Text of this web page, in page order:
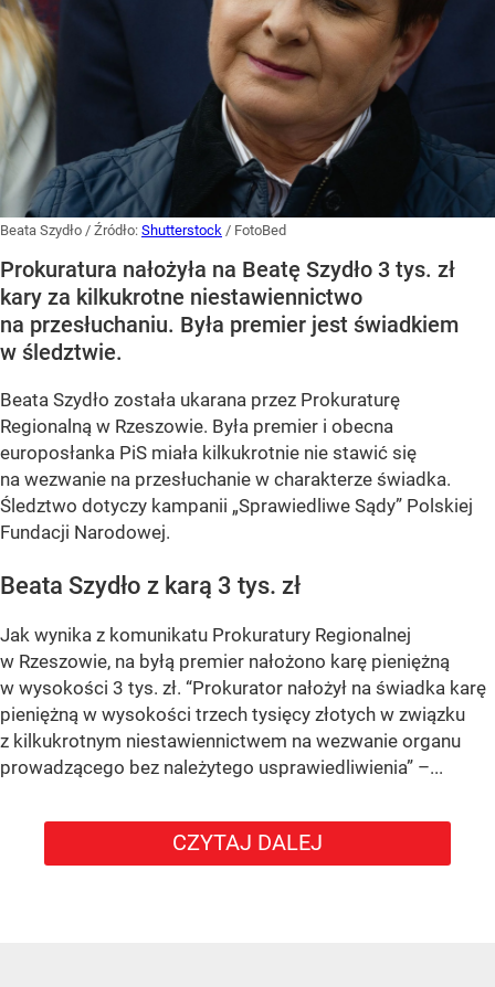
Beata Szydło / Źródło: Shutterstock / FotoBed
Prokuratura nałożyła na Beatę Szydło 3 tys. zł
kary za kilkukrotne niestawiennictwo
na przesłuchaniu. Była premier jest świadkiem
w śledztwie.
Beata Szydło została ukarana przez Prokuraturę
Regionalną w Rzeszowie. Była premier i obecna
europosłanka PiS miała kilkukrotnie nie stawić się
na wezwanie na przesłuchanie w charakterze świadka.
Śledztwo dotyczy kampanii „Sprawiedliwe Sądy” Polskiej
Fundacji Narodowej.
Beata Szydło z karą 3 tys. zł
Jak wynika z komunikatu Prokuratury Regionalnej
w Rzeszowie, na byłą premier nałożono karę pieniężną
w wysokości 3 tys. zł. “Prokurator nałożył na świadka karę
pieniężną w wysokości trzech tysięcy złotych w związku
z kilkukrotnym niestawiennictwem na wezwanie organu
prowadzącego bez należytego usprawiedliwienia” –...
CZYTAJ DALEJ